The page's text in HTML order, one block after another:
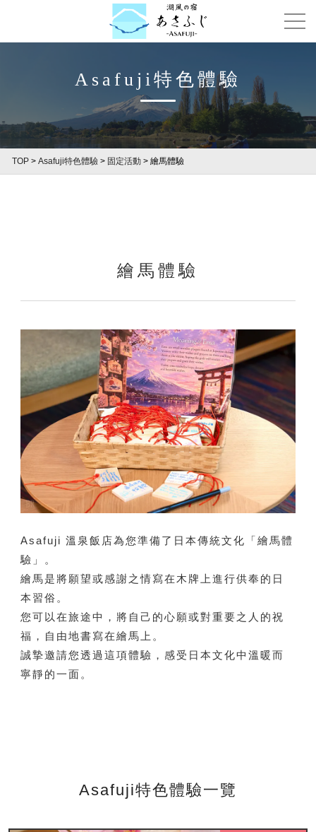
Asafuji特色體驗
TOP> Asafuji特色體驗> 固定活動> 繪馬體驗
繪馬體驗
Asafuji 溫泉飯店為您準備了日本傳統文化「繪馬體
驗」。
繪馬是將願望或感謝之情寫在木牌上進行供奉的日
本習俗。
您可以在旅途中，將自己的心願或對重要之人的祝
福，自由地書寫在繪馬上。
誠摯邀請您透過這項體驗，感受日本文化中溫暖而
寧靜的一面。
Asafuji特色體驗一覽